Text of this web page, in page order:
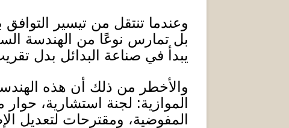
وعندما تنتقل من تيسير
بل تمارس نوعًا من الهندسة
يبدأ في صناعة البدائل بدل
والأخطر من ذلك أن هذه
الموازية: لجنة استشارية،
المفوضية، ومقترحات لتعديل